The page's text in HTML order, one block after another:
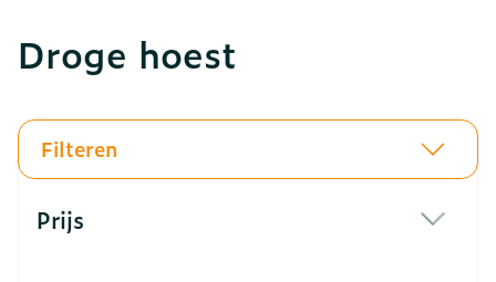
Droge hoest
Filteren
Prijs